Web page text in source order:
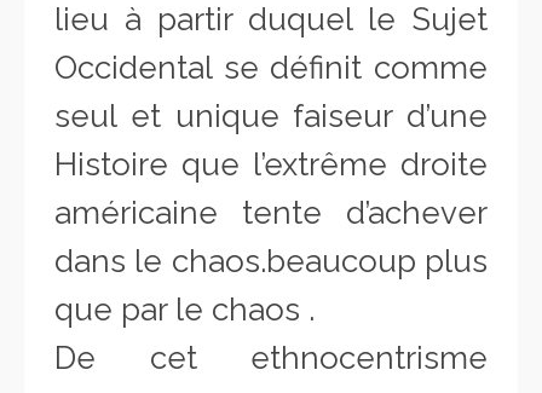
lieu à partir duquel le Sujet
Occidental se définit comme
seul et unique faiseur d’une
Histoire que l’extrême droite
américaine tente d’achever
dans le chaos.beaucoup plus
que par le chaos .
De cet ethnocentrisme